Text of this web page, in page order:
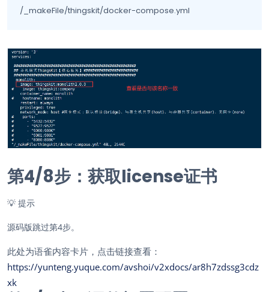
/_makeFile/thingskit/docker-compose.yml
第4/8步：获取license证书
💡 提示
源码版跳过第4步。
此处为语雀内容卡片，点击链接查看：
https://yunteng.yuque.com/avshoi/v2xdocs/ar8h7zdssg3cdz
xk